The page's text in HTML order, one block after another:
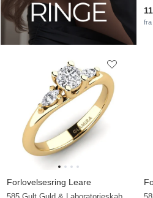
fra
Forlovelsesring Leare